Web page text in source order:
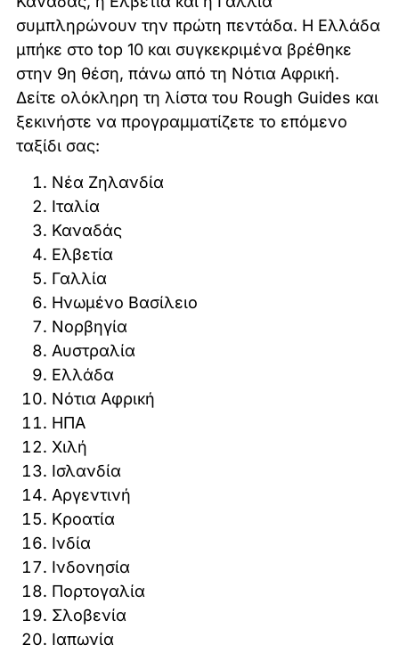
συμπληρώνουν την πρώτη πεντάδα. Η Ελλάδα
μπήκε στο top 10 και συγκεκριμένα βρέθηκε
στην 9η θέση, πάνω από τη Νότια Αφρική.
Δείτε ολόκληρη τη λίστα του Rough Guides και
ξεκινήστε να προγραμματίζετε το επόμενο
ταξίδι σας:
Νέα Ζηλανδία
Ιταλία
Καναδάς
Ελβετία
Γαλλία
Ηνωμένο Βασίλειο
Νορβηγία
Αυστραλία
Ελλάδα
Νότια Αφρική
ΗΠΑ
Χιλή
Ισλανδία
Αργεντινή
Κροατία
Ινδία
Ινδονησία
Πορτογαλία
Σλοβενία
Ιαπωνία